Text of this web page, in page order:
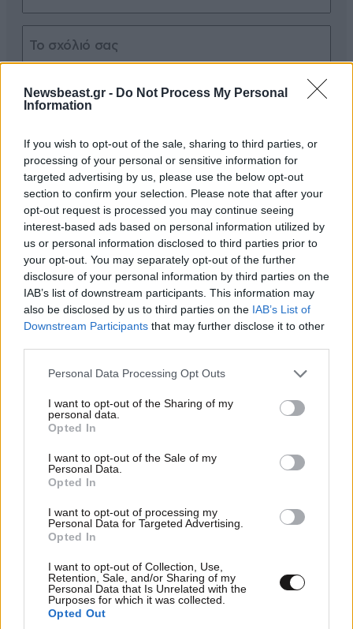
Newsbeast.gr - Do Not Process My Personal
Information
If you wish to opt-out of the sale, sharing to third parties, or
processing of your personal or sensitive information for
targeted advertising by us, please use the below opt-out
section to confirm your selection. Please note that after your
opt-out request is processed you may continue seeing
interest-based ads based on personal information utilized by
us or personal information disclosed to third parties prior to
your opt-out. You may separately opt-out of the further
disclosure of your personal information by third parties on the
IAB’s list of downstream participants. This information may
also be disclosed by us to third parties on the IAB’s List of
Downstream Participants that may further disclose it to other
Please note that this website/app uses one or more Google
not limited to your visit or usage behaviour. You may click to
grant or deny consent to Google and its third-party tags to
use your data for below specified purposes in below Google
consent section.
Personal Data Processing Opt Outs
I want to opt-out of the Sharing of my
personal data.
Opted In
I want to opt-out of the Sale of my
Personal Data.
Opted In
I want to opt-out of processing my
Personal Data for Targeted Advertising.
Opted In
I want to opt-out of Collection, Use,
Retention, Sale, and/or Sharing of my
Personal Data that Is Unrelated with the
Purposes for which it was collected.
Opted Out
Xαρακτήρες: 0/1000
ΠΡΟΣΘΗΚΗ
TRENDING
Εριέττα Κούρκουλου – Τα 33α γενέθλια και τα
φιλιά με τον Βύρωνα Βασιλειάδη: «Καμία στιγμή